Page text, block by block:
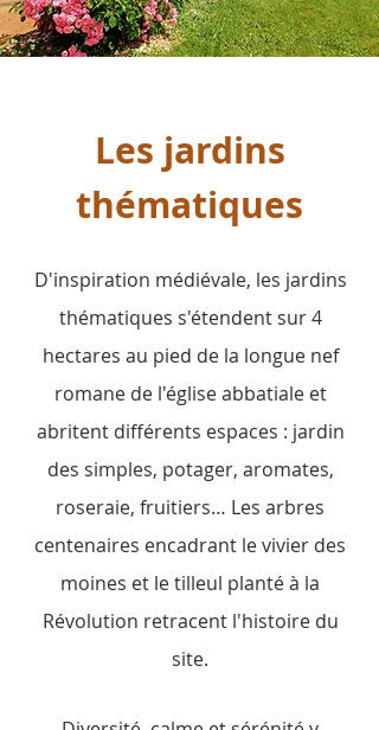
Les jardins
thématiques
D'inspiration médiévale, les jardins
thématiques s'étendent sur 4
hectares au pied de la longue nef
romane de l'église abbatiale et
abritent différents espaces : jardin
des simples, potager, aromates,
roseraie, fruitiers… Les arbres
centenaires encadrant le vivier des
moines et le tilleul planté à la
Révolution retracent l'histoire du
site.